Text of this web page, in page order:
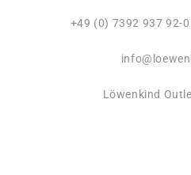
+49 (0) 7392 937 92-
Löwenkind